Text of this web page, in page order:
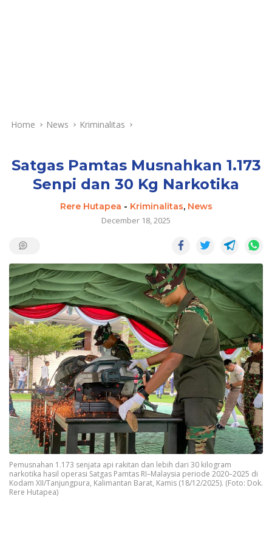
Home News Kriminalitas
Satgas Pamtas Musnahkan 1.173
Senpi dan 30 Kg Narkotika
Rere Hutapea - Kriminalitas, News
December 18, 2025
Pemusnahan 1.173 senjata api rakitan dan lebih dari 30 kilogram
narkotika hasil operasi Satgas Pamtas RI–Malaysia periode 2020–2025 di
Kodam XII/Tanjungpura, Kalimantan Barat, Kamis (18/12/2025). (Foto: Dok.
Rere Hutapea)